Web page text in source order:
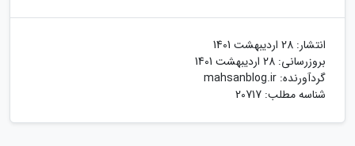
انتشار: 28 اردیبهشت 1401
بروزرسانی: 28 اردیبهشت 1401
گردآورنده: mahsanblog.ir
شناسه مطلب: 20717